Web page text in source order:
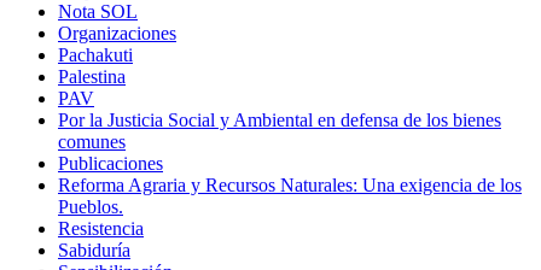
Nota SOL
Organizaciones
Pachakuti
Palestina
PAV
Por la Justicia Social y Ambiental en defensa de los bienes
comunes
Publicaciones
Reforma Agraria y Recursos Naturales: Una exigencia de los
Pueblos.
Resistencia
Sabiduría